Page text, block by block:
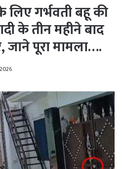
गर्भवती बहू की
के तीन महीने बाद
जाने पूरा मामला….